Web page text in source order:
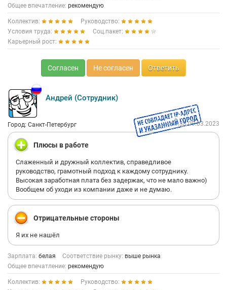
Общее впечатление: рекомендую
Коллектив:
Руководство:
Условия труда:
Соц.пакет:
Карьерный рост:
Согласен Не согласен Ответить
Андрей (Сотрудник)
Город: Санкт-Петербург 11:38 09.03.2023
Плюсы в работе
Слаженный и дружный коллектив, справедливое
руководство, грамотный подход к каждому сотруднику.
Высокая заработная плата без задержак, что не мало важно)
Вообщем об уходи из компании даже и не думаю.
Отрицательные стороны
Я их не нашёл
Зарплата: белая Соответствие рынку: выше рынка
Общее впечатление: рекомендую
Коллектив:
Руководство: